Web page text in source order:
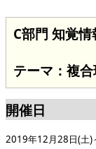
C部門 知覚
テーマ：複
開催日
2019年12月28日(土)